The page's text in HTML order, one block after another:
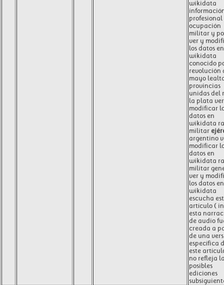
wikidata
profesional
ocupación
militar y
ver y
los datos en
wikidata
conocido
revolución
mayo
provincias
unidas del
la plata
modificar
datos en
wikidata
militar
argentino
modificar
datos en
wikidata
militar
ver y
los datos en
wikidata
escucha
artículo (
esta
de audio
creada a
de una
específica
este
no refleja
posibles
ediciones